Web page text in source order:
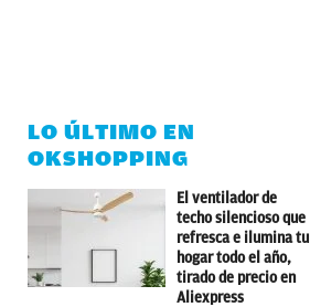
LO ÚLTIMO EN
OKSHOPPING
El ventilador de
techo silencioso que
refresca e ilumina tu
hogar todo el año,
tirado de precio en
Aliexpress